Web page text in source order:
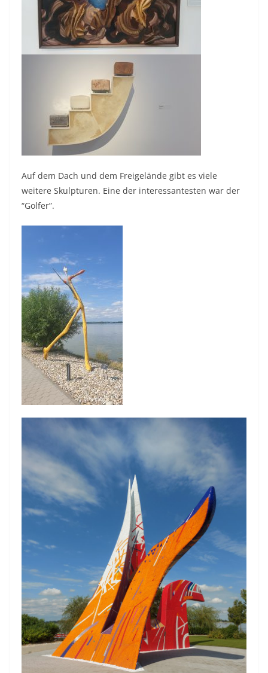
Auf dem Dach und dem Freigelände gibt es viele
weitere Skulpturen. Eine der interessantesten war der
“Golfer”.